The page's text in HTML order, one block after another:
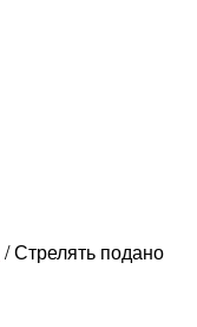
/ Стрелять подано